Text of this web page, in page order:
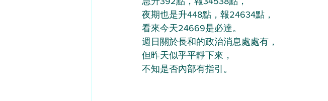
夜期也是升448點，報24634點，
看來今天24669是必達。
週日關於長和的政治消息處處有，
但昨天似乎平靜下來，
不知是否內部有指引。